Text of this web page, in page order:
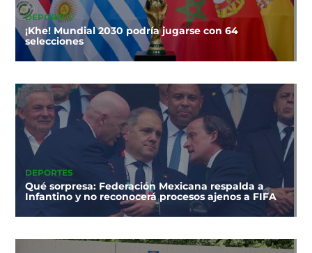
DEPORTES
¡Khe! Mundial 2030 podría jugarse con 64
selecciones
DEPORTES
Qué sorpresa: Federación Mexicana respalda a
Infantino y no reconocerá procesos ajenos a FIFA